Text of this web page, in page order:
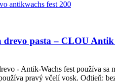
pasta – CLOU Antik
- Antik-Wachs fest používa
pravý včelí vosk. Odtieň: